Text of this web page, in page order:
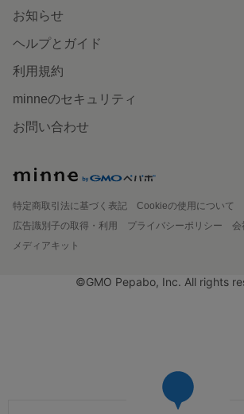
お知らせ
ヘルプとガイド
利用規約
minneのセキュリティ
お問い合わせ
特定商取引法に基づく表記
Cookieの使用について
広告識別子の取得・利用
プライバシーポリシー 会
メディアキット
©GMO Pepabo, Inc. All rights